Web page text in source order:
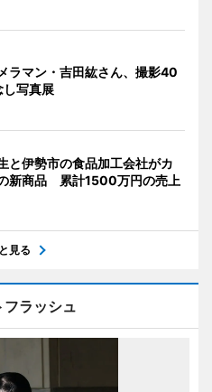
ラマン・吉田紘さん、撮影40
写真展
と伊勢市の食品加工会社がカ
新商品 累計1500万円の売上
見る
フラッシュ